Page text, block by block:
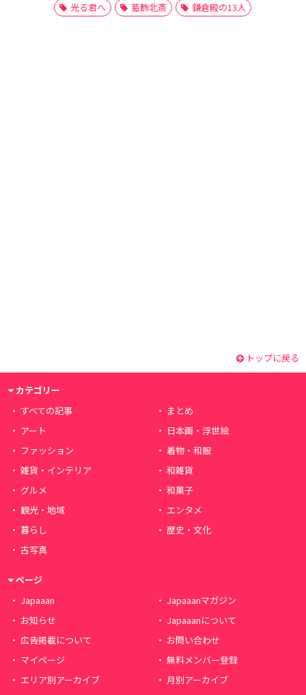
光る君へ
葛飾北斎 鎌倉殿の13人
トップに戻る
カテゴリー
すべての記事
まとめ
アート
日本画・浮世絵
ファッション
着物・和服
雑貨・インテリア
和雑貨
グルメ
和菓子
観光・地域
エンタメ
暮らし
歴史・文化
古写真
ページ
Japaaan
Japaaanマガジン
お知らせ
Japaaanについて
広告掲載について
お問い合わせ
マイページ
無料メンバー登録
エリア別アーカイブ
月別アーカイブ